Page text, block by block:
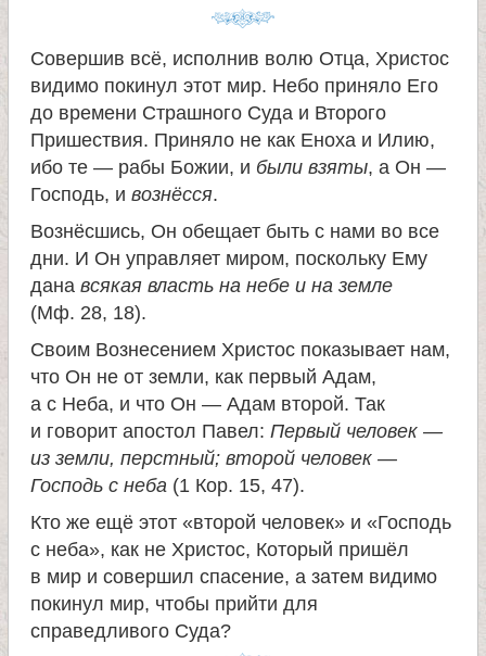
Совершив всё, исполнив волю Отца, Христос
видимо покинул этот мир. Небо приняло Его
до времени Страшного Суда и Второго
Пришествия. Приняло не как Еноха и Илию,
ибо те — рабы Божии, и были взяты, а Он —
Господь, и вознёсся.
Вознёсшись, Он обещает быть с нами во все
дни. И Он управляет миром, поскольку Ему
дана всякая власть на небе и на земле
(Мф. 28, 18).
Своим Вознесением Христос показывает нам,
что Он не от земли, как первый Адам,
а с Неба, и что Он — Адам второй. Так
и говорит апостол Павел: Первый человек —
из земли, перстный; второй человек —
Господь с неба (1 Кор. 15, 47).
Кто же ещё этот «второй человек» и «Господь
с неба», как не Христос, Который пришёл
в мир и совершил спасение, а затем видимо
покинул мир, чтобы прийти для
справедливого Суда?